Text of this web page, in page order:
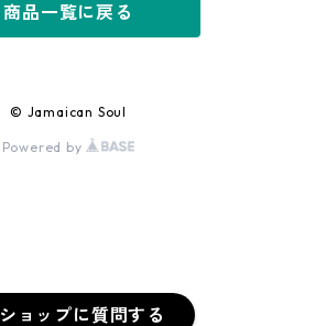
ショップに質問する
商品一覧に戻る
© Jamaican Soul
Powered by